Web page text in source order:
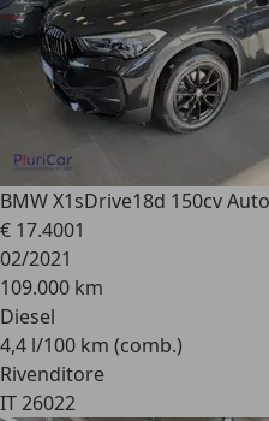
BMW X1sDrive18d 150cv
€ 17.4001
02/2021
109.000 km
Diesel
4,4 l/100 km (comb.)
Rivenditore
IT 26022